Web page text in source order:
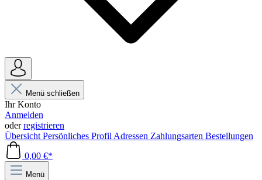
Menü schließen
Ihr Konto
Anmelden
oderregistrieren
Übersicht Persönliches Profil Adressen Zahlungsarten Bestellungen
0,00 €*
Menü